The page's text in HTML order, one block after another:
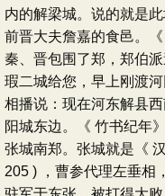
内的解梁城。说的就是
前晋大夫詹嘉的食邑。
秦、晋包围了郑，郑伯
瑕二城给您，早上刚渡
相播说：现在河东解县
阳城东边。《 竹书纪年
张城南郑。张城就是《
205 ) ，曹参代理左垂相